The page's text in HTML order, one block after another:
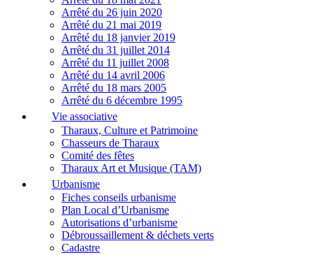
Arrêté du 26 juin 2020
Arrêté du 21 mai 2019
Arrêté du 18 janvier 2019
Arrêté du 31 juillet 2014
Arrêté du 11 juillet 2008
Arrêté du 14 avril 2006
Arrêté du 18 mars 2005
Arrêté du 6 décembre 1995
Vie associative
Tharaux, Culture et Patrimoine
Chasseurs de Tharaux
Comité des fêtes
Tharaux Art et Musique (TAM)
Urbanisme
Fiches conseils urbanisme
Plan Local d’Urbanisme
Autorisations d’urbanisme
Débroussaillement & déchets verts
Cadastre